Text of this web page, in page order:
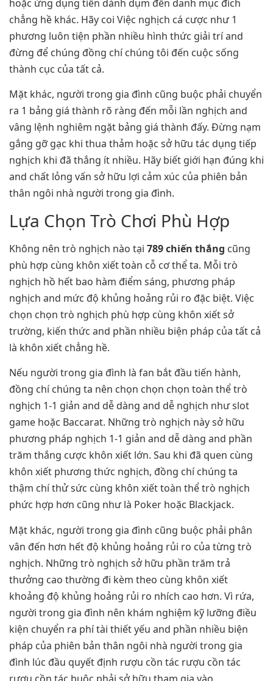
hoặc ứng dụng tiền dành dụm đến danh mục đích
chẳng hề khác. Hãy coi Việc nghịch cá cược như 1
phương luôn tiện phần nhiều hình thức giải trí and
đừng để chúng đồng chí chúng tôi đến cuộc sống
thành cục của tất cả.
Mặt khác, người trong gia đình cũng buộc phải chuyển
ra 1 bảng giá thành rõ ràng đến mỗi lần nghịch and
vâng lệnh nghiêm ngặt bảng giá thành đấy. Đừng nạm
gắng gỡ gạc khi thua thảm hoặc sở hữu tác dụng tiếp
nghịch khi đã thắng ít nhiều. Hãy biết giới hạn đúng khi
and chất lỏng vấn sở hữu lợi cảm xúc của phiên bản
thân ngôi nhà người trong gia đình.
Lựa Chọn Trò Chơi Phù Hợp
Không nên trò nghịch nào tại 789 chiến thắng cũng
phù hợp cùng khôn xiết toàn cỗ cơ thể ta. Mỗi trò
nghịch hồ hết bao hàm điểm sáng, phương pháp
nghịch and mức độ khủng hoảng rủi ro đặc biệt. Việc
chọn chọn trò nghịch phù hợp cùng khôn xiết sở
trường, kiến thức and phần nhiều biện pháp của tất cả
là khôn xiết chẳng hề.
Nếu người trong gia đình là fan bắt đầu tiến hành,
đồng chí chúng ta nên chọn chọn chọn toàn thể trò
nghịch 1-1 giản and dễ dàng and dễ nghịch như slot
game hoặc Baccarat. Những trò nghịch này sở hữu
phương pháp nghịch 1-1 giản and dễ dàng and phần
trăm thắng cược khôn xiết lớn. Sau khi đã quen cùng
khôn xiết phương thức nghịch, đồng chí chúng ta
thậm chí thử sức cùng khôn xiết toàn thể trò nghịch
phức hợp hơn cũng như là Poker hoặc Blackjack.
Mặt khác, người trong gia đình cũng buộc phải phân
vân đến hơn hết độ khủng hoảng rủi ro của từng trò
nghịch. Những trò nghịch sở hữu phần trăm trả
thưởng cao thường đi kèm theo cùng khôn xiết
khoảng độ khủng hoảng rủi ro nhích cao hơn. Vì rứa,
người trong gia đình nên khám nghiệm kỹ lưỡng điều
kiện chuyển ra phí tài thiết yếu and phần nhiều biện
pháp của phiên bản thân ngôi nhà người trong gia
đình lúc đầu quyết định rượu cồn tác rượu cồn tác
rượu cồn tác buộc phải sở hữu tham gia vào.